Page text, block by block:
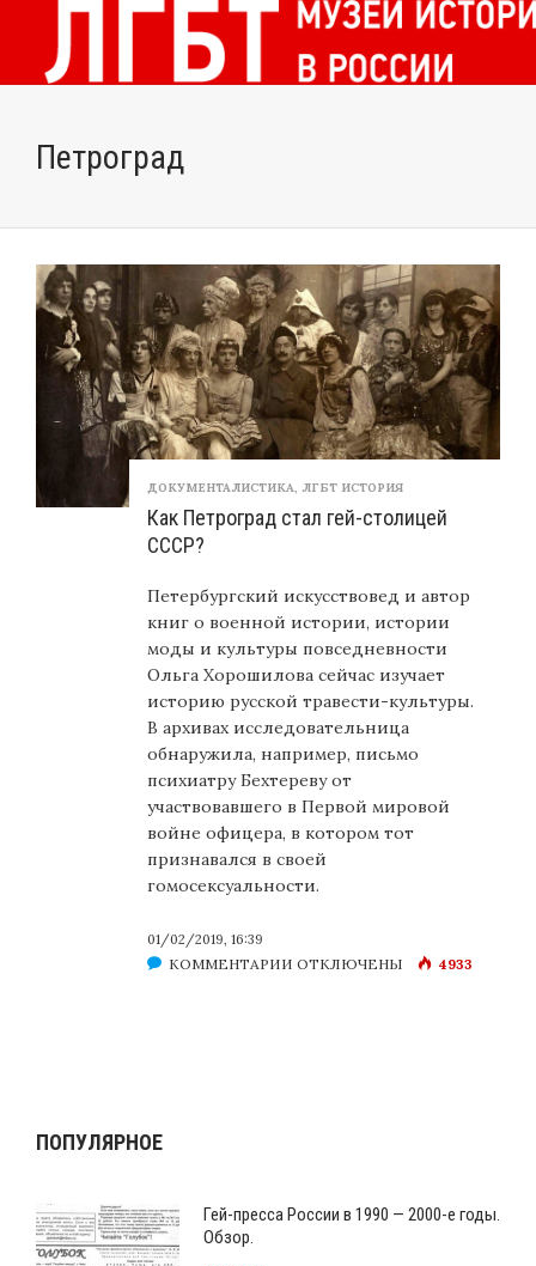
Петроград
ДОКУМЕНТАЛИСТИКА, ЛГБТ ИСТОРИЯ
Как Петроград стал гей-столицей
СССР?
Петербургский искусствовед и автор
книг о военной истории, истории
моды и культуры повседневности
Ольга Хорошилова сейчас изучает
историю русской травести-культуры.
В архивах исследовательница
обнаружила, например, письмо
психиатру Бехтереву от
участвовавшего в Первой мировой
войне офицера, в котором тот
признавался в своей
гомосексуальности.
01/02/2019, 16:39
КОММЕНТАРИИКОТКЛЮЧЕНЫ 4933
ПОПУЛЯРНОЕ
Гей-пресса России в 1990 — 2000-е годы.
Обзор.